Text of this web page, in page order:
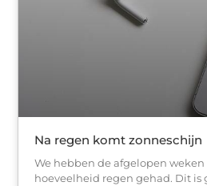
Na regen komt zonneschijn
We hebben de afgelopen
hoeveelheid regen gehad. Dit is